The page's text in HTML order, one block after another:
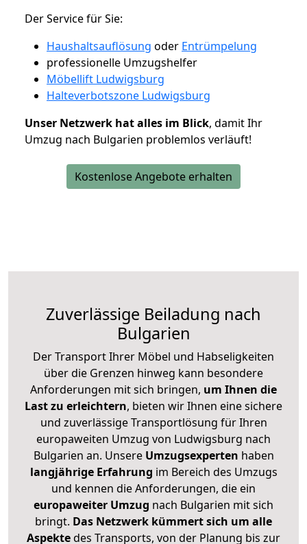
Der Service für Sie:
Haushaltsauflösung oder Entrümpelung
professionelle Umzugshelfer
Möbellift Ludwigsburg
Halteverbotszone Ludwigsburg
Unser Netzwerk hat alles im Blick, damit Ihr
Umzug nach Bulgarien problemlos verläuft!
Kostenlose Angebote erhalten
Zuverlässige Beiladung nach
Bulgarien
Der Transport Ihrer Möbel und Habseligkeiten
über die Grenzen hinweg kann besondere
Anforderungen mit sich bringen, um Ihnen die
Last zu erleichtern, bieten wir Ihnen eine sichere
und zuverlässige Transportlösung für Ihren
europaweiten Umzug von Ludwigsburg nach
Bulgarien an. Unsere Umzugsexperten haben
langjährige Erfahrung im Bereich des Umzugs
und kennen die Anforderungen, die ein
europaweiter Umzug nach Bulgarien mit sich
bringt. Das Netzwerk kümmert sich um alle
Aspektedes Transports, von der Planung bis zur